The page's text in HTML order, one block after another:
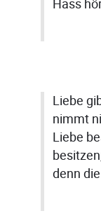
Hass
Liebe
nimmt
Liebe
denn